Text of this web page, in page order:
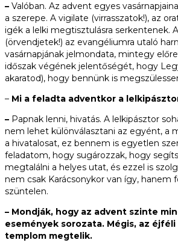
– Valóban. Az advent egyes
a szerepe. A vigilate (virrasszatok!), az
igék a lelki megtisztulásra serkentenek.
(örvendjetek!) az evangéliumra utaló
vasárnapjának jelmondata, mintegy
időszak végének jelentőségét, hogy
akaratod), hogy bennünk is
– Mi a feladta adventkor a
– Papnak lenni, hivatás. A lelkipásztor
nem lehet különválasztani az egyént, a
a hivatalosat, ez bennem is egyetlen
feladatom, hogy sugározzak, hogy
megtalálni a helyes utat, és ezzel is
nem csak Karácsonykor van így, hanem
szüntelen.
– Mondják, hogy az advent szinte
események sorozata. Mégis, az
templom megtelik.